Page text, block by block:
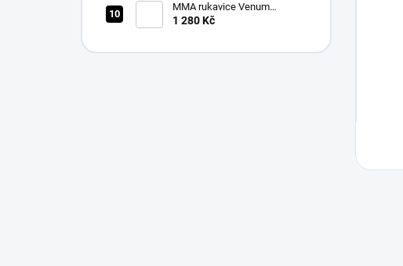
MMA rukavice Venum
Challenger 3.0 Sparring
1 280 Kč